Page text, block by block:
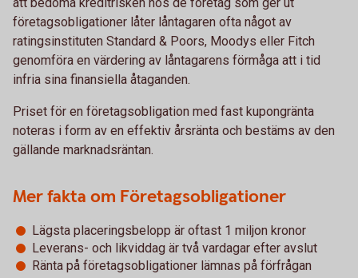
företagsobligationer låter låntagaren ofta något av
ratingsinstituten Standard & Poors, Moodys eller Fitch
genomföra en värdering av låntagarens förmåga att i tid
infria sina finansiella åtaganden.
Priset för en företagsobligation med fast kupongränta
noteras i form av en effektiv årsränta och bestäms av den
gällande marknadsräntan.
Mer fakta om Företagsobligationer
Lägsta placeringsbelopp är oftast 1 miljon kronor
Leverans- och likviddag är två vardagar efter avslut
Ränta på företagsobligationer lämnas på förfrågan